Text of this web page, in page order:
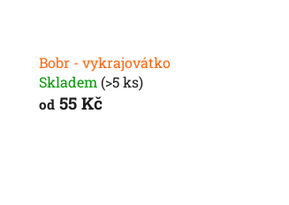
Bobr - vykrajovátko
Skladem (>5 ks)
od55 Kč